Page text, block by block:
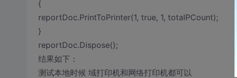
{
reportDoc.PrintToPrinter(1, true, 1, totalPCount);
}
reportDoc.Dispose();
结果如下：
测试本地时候 域打印机和网络打印机都可以